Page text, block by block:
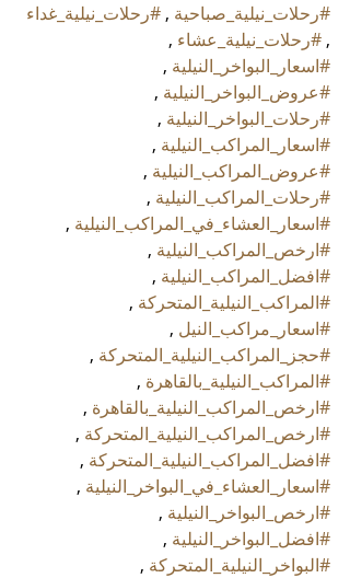
#رحلات_نيلية_صباحية , #رحلات_نيلية_غداء
, #رحلات_نيلية_عشاء ,
#اسعار_البواخر_النيلية ,
#عروض_البواخر_النيلية ,
#رحلات_البواخر_النيلية ,
#اسعار_المراكب_النيلية ,
#عروض_المراكب_النيلية ,
#رحلات_المراكب_النيلية ,
#اسعار_العشاء_في_المراكب_النيلية ,
#ارخص_المراكب_النيلية ,
#افضل_المراكب_النيلية ,
#المراكب_النيلية_المتحركة ,
#اسعار_مراكب_النيل ,
#حجز_المراكب_النيلية_المتحركة ,
#المراكب_النيلية_بالقاهرة ,
#ارخص_المراكب_النيلية_بالقاهرة ,
#ارخص_المراكب_النيلية_المتحركة ,
#افضل_المراكب_النيلية_المتحركة ,
#اسعار_العشاء_في_البواخر_النيلية ,
#ارخص_البواخر_النيلية ,
#افضل_البواخر_النيلية ,
#البواخر_النيلية_المتحركة ,